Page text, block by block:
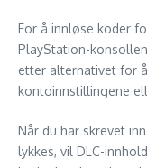
For å innløse koder
PlayStation-
etter alternativet for
kontoinnstillingene
Når du har skrevet
lykkes, vil DLC-